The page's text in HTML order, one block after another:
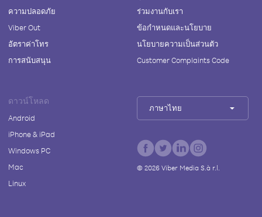
ความปลอดภัย
Viber Out
อัตราค่าโทร
การสนับสนุน
ร่วมงานกับเรา
ข้อกำหนดและนโยบาย
นโยบายความเป็นส่วนตัว
Customer Complaints Code
ดาวน์โหลด
Android
iPhone & iPad
Windows PC
Mac
Linux
ภาษาไทย
© 2026Viber Media S.à r.l.